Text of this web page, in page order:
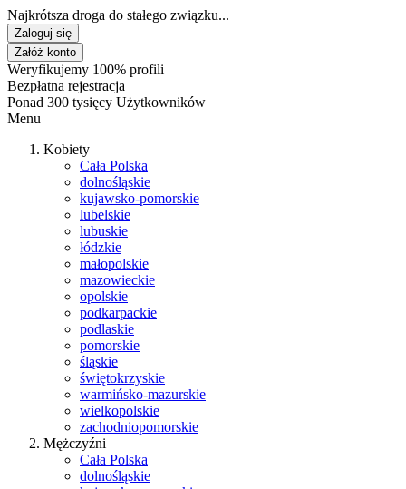
Najkrótsza droga do stałego związku...
Zaloguj się
Załóż konto
Weryfikujemy 100% profili
Bezpłatna rejestracja
Ponad 300 tysięcy Użytkowników
Menu
Kobiety
Cała Polska
dolnośląskie
kujawsko-pomorskie
lubelskie
lubuskie
łódzkie
małopolskie
mazowieckie
opolskie
podkarpackie
podlaskie
pomorskie
śląskie
świętokrzyskie
warmińsko-mazurskie
wielkopolskie
zachodniopomorskie
Mężczyźni
Cała Polska
dolnośląskie